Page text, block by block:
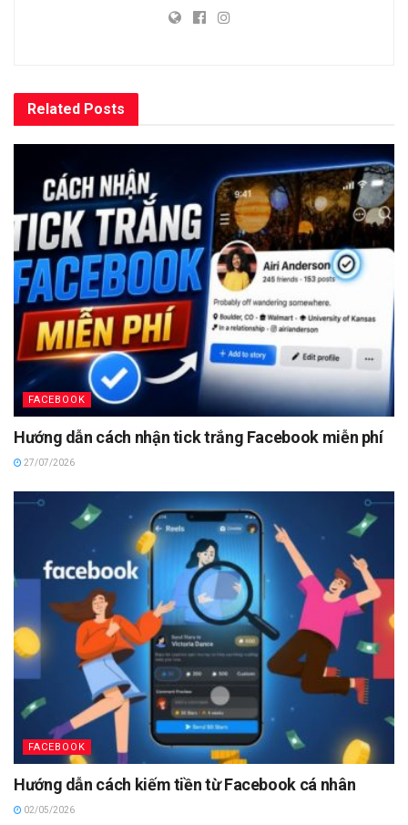
Related Posts
FACEBOOK
Hướng dẫn cách nhận tick trắng Facebook miễn phí
27/07/2026
FACEBOOK
Hướng dẫn cách kiếm tiền từ Facebook cá nhân
02/05/2026